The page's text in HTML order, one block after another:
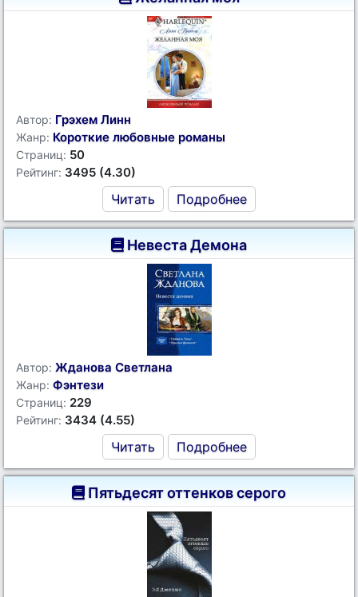
Автор: Грэхем Линн
Жанр: Короткие любовные романы
Страниц: 50
Рейтинг: 3495 (4.30)
Читать Подробнее
Невеста Демона
Автор: Жданова Светлана
Жанр: Фэнтези
Страниц: 229
Рейтинг: 3434 (4.55)
Читать Подробнее
Пятьдесят оттенков серого